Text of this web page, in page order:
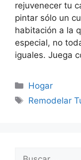
rejuvenecer tu
pintar sólo un
habitación a la
especial, no
iguales. Juega
Categorías
Hogar
Etiquetas
Remodelar
Buscar: